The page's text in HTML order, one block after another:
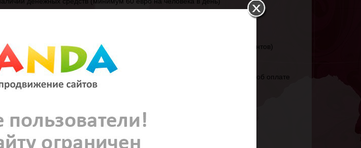
страхования на время поездки (оформляется в офисе при подаче документов)
отеля
в Ирландии- ваучер
о приглашающей
стороне, адрес, телефон, даты поездки, документы об оплате
приглашают с указанием степени родства,
степень родства